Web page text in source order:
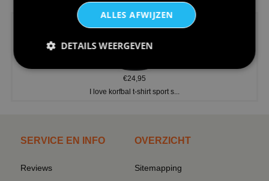
€24,95
I love korfbal t-shirt sport s...
SERVICE EN INFO
Reviews
OVERZICHT
Sitemapping
ALLES AFWIJZEN
DETAILS WEERGEVEN